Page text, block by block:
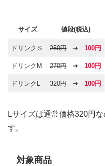
サイズ 値段(税込)
ドリンクＳ 250円➜100円
ドリンクM 270円➜100円
ドリンクL 320円➜100円
Lサイズは通常価格320円
す。
対象商品